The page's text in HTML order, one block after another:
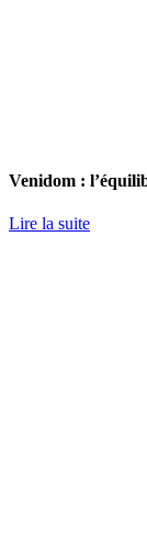
Venidom :
Lire la suite